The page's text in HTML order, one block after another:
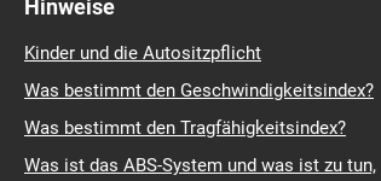
Hinweise
Kinder und die Autositzpflicht
Was bestimmt den Geschwindigkeitsindex?
Was bestimmt den Tragfähigkeitsindex?
Was ist das ABS-System und was ist zu tun,